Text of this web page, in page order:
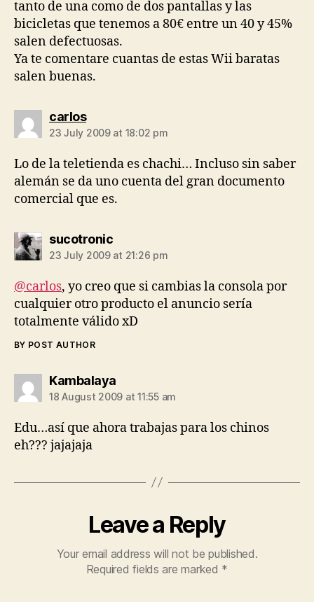
tanto de una como de dos pantallas y las
bicicletas que tenemos a 80€ entre un 40 y 45%
salen defectuosas.
Ya te comentare cuantas de estas Wii baratas
salen buenas.
carlossays:
23 July 2009 at 18:02 pm
Lo de la teletienda es chachi… Incluso sin saber
alemán se da uno cuenta del gran documento
comercial que es.
sucotronicsays:
23 July 2009 at 21:26 pm
@carlos, yo creo que si cambias la consola por
cualquier otro producto el anuncio sería
totalmente válido xD
BY POST AUTHOR
Kambalayasays:
18 August 2009 at 11:55 am
Edu…así que ahora trabajas para los chinos
eh??? jajajaja
Leave a Reply
Your email address will not be published.
Required fields are marked *